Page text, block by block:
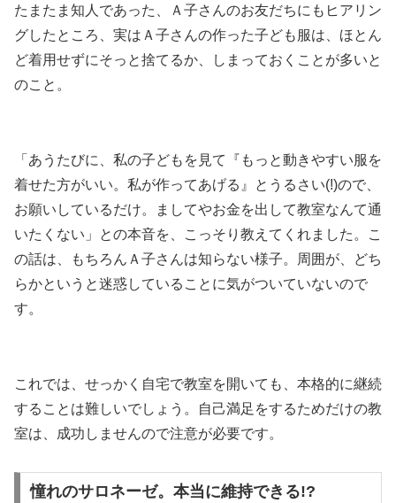
たまたま知人であった、Ａ子さんのお友だちにもヒアリン
グしたところ、実はＡ子さんの作った子ども服は、ほとん
ど着用せずにそっと捨てるか、しまっておくことが多いと
のこと。
「あうたびに、私の子どもを見て『もっと動きやすい服を
着せた方がいい。私が作ってあげる』とうるさい(!)ので、
お願いしているだけ。ましてやお金を出して教室なんて通
いたくない」との本音を、こっそり教えてくれました。こ
の話は、もちろんＡ子さんは知らない様子。周囲が、どち
らかというと迷惑していることに気がついていないので
す。
これでは、せっかく自宅で教室を開いても、本格的に継続
することは難しいでしょう。自己満足をするためだけの教
室は、成功しませんので注意が必要です。
憧れのサロネーゼ。本当に維持できる!?